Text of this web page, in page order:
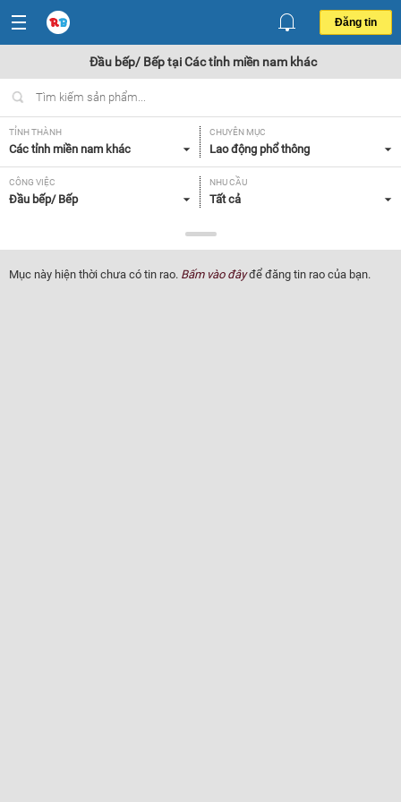
Đăng tin
Đầu bếp/ Bếp tại Các tỉnh miền nam khác
TỈNH THÀNH
Các tỉnh miền nam khác
CHUYÊN MỤC
Lao động phổ thông
CÔNG VIỆC
Đầu bếp/ Bếp
NHU CẦU
Tất cả
Tất cả
Mục này hiện thời chưa có tin rao. Bấm vào đâyđể đăng tin rao của bạn.